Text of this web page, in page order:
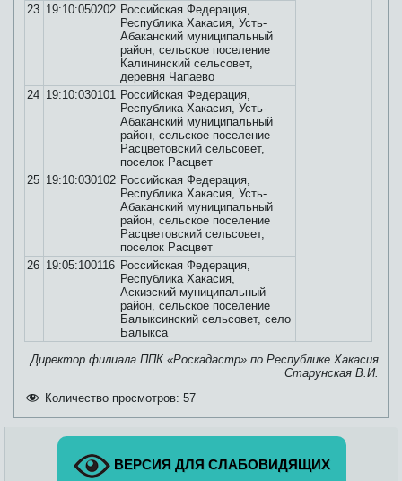
23 19:10:050202 Российская Федерация,
Республика Хакасия, Усть-
Абаканский муниципальный
район, сельское поселение
Калининский сельсовет,
деревня Чапаево
24 19:10:030101 Российская Федерация,
Республика Хакасия, Усть-
Абаканский муниципальный
район, сельское поселение
Расцветовский сельсовет,
поселок Расцвет
25 19:10:030102 Российская Федерация,
Республика Хакасия, Усть-
Абаканский муниципальный
район, сельское поселение
Расцветовский сельсовет,
поселок Расцвет
26 19:05:100116 Российская Федерация,
Республика Хакасия,
Аскизский муниципальный
район, сельское поселение
Балыксинский сельсовет, село
Балыкса
Директор филиала ППК «Роскадастр» по Республике Хакасия
Старунская В.И.
Количество просмотров: 57
ВЕРСИЯ ДЛЯ СЛАБОВИДЯЩИХ